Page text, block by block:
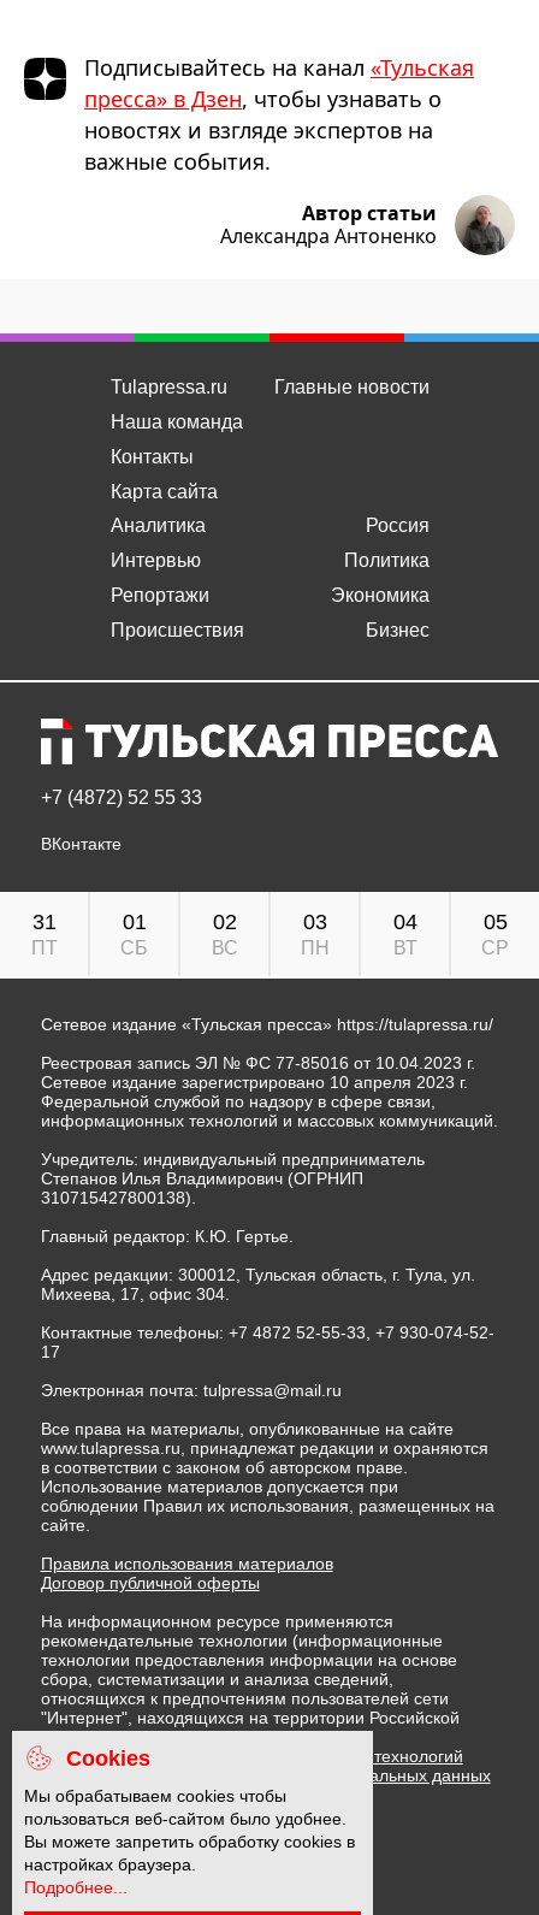
Подписывайтесь на канал «Тульская
пресса» в Дзен, чтобы узнавать о
новостях и взгляде экспертов на
важные события.
Автор статьи
Александра Антоненко
Tulapressa.ru
Наша команда
Контакты
Карта сайта
Главные новости
Аналитика
Интервью
Репортажи
Происшествия
Россия
Политика
Экономика
Бизнес
+7 (4872) 52 55 33
ВКонтакте
31
ПТ
01
СБ
02
ВС
03
ПН
04
ВТ
05
СР
Сетевое издание «Тульская пресса» https://tulapressa.ru/
Реестровая запись ЭЛ № ФС 77-85016 от 10.04.2023 г.
Сетевое издание зарегистрировано 10 апреля 2023 г.
Федеральной службой по надзору в сфере связи,
информационных технологий и массовых коммуникаций.
Учредитель: индивидуальный предприниматель
Степанов Илья Владимирович (ОГРНИП
310715427800138).
Главный редактор: К.Ю. Гертье.
Адрес редакции: 300012, Тульская область, г. Тула, ул.
Михеева, 17, офис 304.
Контактные телефоны: +7 4872 52-55-33, +7 930-074-52-
17
Электронная почта: tulpressa@mail.ru
Все права на материалы, опубликованные на сайте
www.tulapressa.ru, принадлежат редакции и охраняются
в соответствии с законом об авторском праве.
Использование материалов допускается при
соблюдении Правил их использования, размещенных на
сайте.
Правила использования материалов
Договор публичной оферты
На информационном ресурсе применяются
рекомендательные технологии (информационные
технологии предоставления информации на основе
сбора, систематизации и анализа сведений,
относящихся к предпочтениям пользователей сети
"Интернет", находящихся на территории Российской
Федерации)
Правила применения рекомендательных технологий
Политика в отношении обработки персональных данных
Политика обработки файлов cookie
16 +
Cookies
Мы обрабатываем cookies чтобы
пользоваться веб-сайтом было удобнее.
Вы можете запретить обработку cookies в
настройках браузера.
Подробнее...